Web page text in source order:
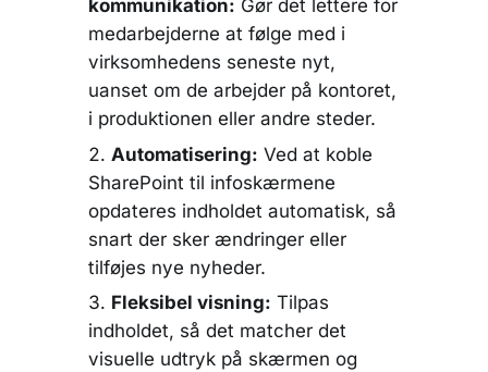
kommunikation: Gør det lettere for
medarbejderne at følge med i
virksomhedens seneste nyt,
uanset om de arbejder på kontoret,
i produktionen eller andre steder.
Automatisering: Ved at koble
SharePoint til infoskærmene
opdateres indholdet automatisk, så
snart der sker ændringer eller
tilføjes nye nyheder.
Fleksibel visning: Tilpas
indholdet, så det matcher det
visuelle udtryk på skærmen og